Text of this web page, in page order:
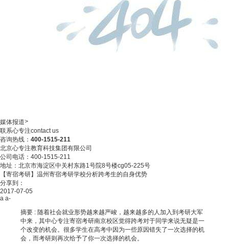
媒体报道>
联系心专注contact us
咨询热线： 400-1515-211
北京心专注教育科技集团有限公司
公司电话：400-1515-211
地址：北京市海淀区中关村东路1号院8号楼cg05-225号
【寄宿考研】温州寄宿考研学校分析跨考生的自身优势
分享到：
2017-07-05
a a-
摘要 : 随着社会就业形势越来越严峻，越来越多的人加入到考研大军
中来，其中心专注寄宿考研南京校区觉得跨考对于同学来说无疑是一
个改变的机会。很多学生在高考中因为一些原因错失了一次选择的机
会，而考研则再次给予了你一次选择的机会。